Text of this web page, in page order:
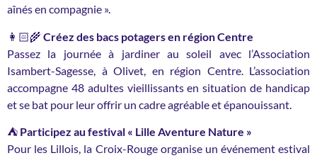
aînés en compagnie ».
👩🏻‍🌾 Créez des bacs potagers en région Centre
Passez la journée à jardiner au soleil avec l’Association
Isambert-Sagesse, à Olivet, en région Centre. L’association
accompagne 48 adultes vieillissants en situation de handicap
et se bat pour leur offrir un cadre agréable et épanouissant.
⛺ Participez au festival « Lille Aventure Nature »
Pour les Lillois, la Croix-Rouge organise un événement estival